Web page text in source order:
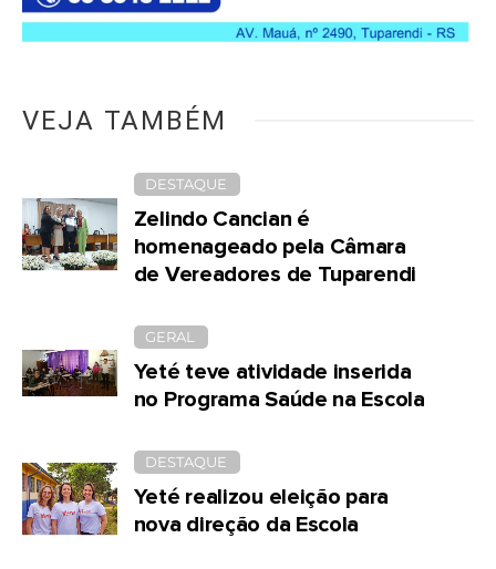
VEJA TAMBÉM
DESTAQUE
Zelindo Cancian é
homenageado pela Câmara
de Vereadores de Tuparendi
GERAL
Yeté teve atividade inserida
no Programa Saúde na Escola
DESTAQUE
Yeté realizou eleição para
nova direção da Escola